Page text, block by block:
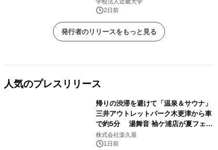
学校法人近畿大学
2日前
発行者のリリースをもっと見る
人気のプレスリリース
帰りの渋滞を避けて「温泉＆サウナ」
三井アウトレットパーク木更津から車
で約5分 湯舞音 袖ケ浦店が夏フェア
メニューを提供
株式会社楽久屋
1日前